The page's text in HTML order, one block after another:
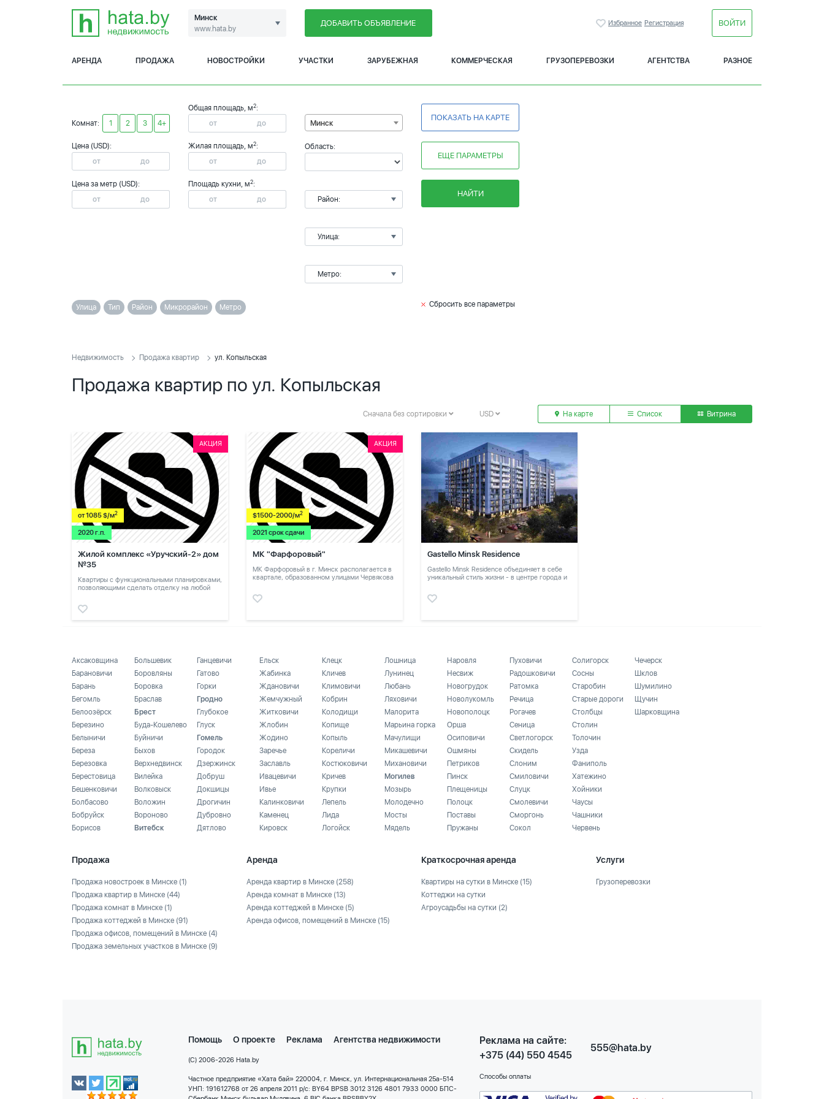
Минск
www.hata.by
ДОБАВИТЬ ОБЪЯВЛЕНИЕ Избранное Регистрация ВОЙТИ
АРЕНДА ПРОДАЖА НОВОСТРОЙКИ УЧАСТКИ ЗАРУБЕЖНАЯ КОММЕРЧЕСКАЯ ГРУЗОПЕРЕВОЗКИ АГЕНТСТВА РАЗНОЕ
Комнат: 1 2 3 4+
Цена (USD):
Цена за метр (USD):
Общая площадь, м2:
Жилая площадь, м2:
Площадь кухни, м2:
Минск
Область:
Район:
Улица:
Метро:
ПОКАЗАТЬ НА КАРТЕ
ЕЩЕ ПАРАМЕТРЫ
НАЙТИ
Улица Тип Район Микрорайон Метро Сбросить все параметры
Недвижимость Продажа квартир ул. Копыльская
Продажа квартир по ул. Копыльская
Сначала без сортировки USD На карте Список Витрина
АКЦИЯ
от 1085 $/м2
2020 г.п.
Жилой комплекс «Уручский-2» дом
№35
Квартиры с функциональными планировками,
позволяющими сделать отделку на любой
АКЦИЯ
$1500-2000/м2
2021 срок сдачи
МК "Фарфоровый"
МК Фарфоровый в г. Минск располагается в
квартале, образованном улицами Червякова
Gastello Minsk Residence
Gastello Minsk Residence объединяет в себе
уникальный стиль жизни - в центре города и
Аксаковщина
Барановичи
Барань
Бегомль
Белоозёрск
Березино
Белыничи
Береза
Березовка
Берестовица
Бешенковичи
Болбасово
Бобруйск
Борисов
Большевик
Боровляны
Боровка
Браслав
Брест
Буда-Кошелево
Буйничи
Быхов
Верхнедвинск
Вилейка
Волковыск
Воложин
Вороново
Витебск
Ганцевичи
Гатово
Горки
Гродно
Глубокое
Глуск
Гомель
Городок
Дзержинск
Добруш
Докшицы
Дрогичин
Дубровно
Дятлово
Ельск
Жабинка
Ждановичи
Жемчужный
Житковичи
Жлобин
Жодино
Заречье
Заславль
Ивацевичи
Ивье
Калинковичи
Каменец
Кировск
Клецк
Кличев
Климовичи
Кобрин
Колодищи
Копище
Копыль
Кореличи
Костюковичи
Кричев
Крупки
Лепель
Лида
Логойск
Лошница
Лунинец
Любань
Ляховичи
Малорита
Марьина горка
Мачулищи
Микашевичи
Михановичи
Могилев
Мозырь
Молодечно
Мосты
Мядель
Наровля
Несвиж
Новогрудок
Новолукомль
Новополоцк
Орша
Осиповичи
Ошмяны
Петриков
Пинск
Плещеницы
Полоцк
Поставы
Пружаны
Пуховичи
Радошковичи
Ратомка
Речица
Рогачев
Сеница
Светлогорск
Скидель
Слоним
Смиловичи
Слуцк
Смолевичи
Сморгонь
Сокол
Солигорск
Сосны
Старобин
Старые дороги
Столбцы
Столин
Толочин
Узда
Фаниполь
Хатежино
Хойники
Чаусы
Чашники
Червень
Чечерск
Шклов
Шумилино
Щучин
Шарковщина
Продажа
Продажа новостроек в Минске (1)
Продажа квартир в Минске (44)
Продажа комнат в Минске (1)
Продажа коттеджей в Минске (91)
Продажа офисов, помещений в Минске (4)
Продажа земельных участков в Минске (9)
Аренда
Аренда квартир в Минске (258)
Аренда комнат в Минске (13)
Аренда коттеджей в Минске (5)
Аренда офисов, помещений в Минске (15)
Краткосрочная аренда
Квартиры на сутки в Минске (15)
Коттеджи на сутки
Агроусадьбы на сутки (2)
Услуги
Грузоперевозки
Помощь О проекте Реклама Агентства недвижимости
(C) 2006-2026 Hata.by
Частное предприятие «Хата бай» 220004, г. Минск, ул. Интернациональная 25а-514
УНП: 191612768 от 26 апреля 2011 р/с: BY64 BPSB 3012 3126 4801 7933 0000 БПС-
Реклама на сайте:
+375 (44) 550 4545
555@hata.by
Способы оплаты